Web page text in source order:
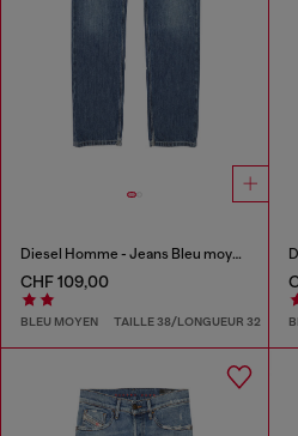
Diesel Homme - Jeans Bleu moyen
CHF 109,00
BLEU MOYEN TAILLE 38/LONGUEUR 32